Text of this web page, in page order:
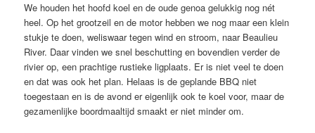
We houden het hoofd koel en de oude genoa gelukkig nog nét
heel. Op het grootzeil en de motor hebben we nog maar een klein
stukje te doen, weliswaar tegen wind en stroom, naar Beaulieu
River. Daar vinden we snel beschutting en bovendien verder de
rivier op, een prachtige rustieke ligplaats. Er is niet veel te doen
en dat was ook het plan. Helaas is de geplande BBQ niet
toegestaan en is de avond er eigenlijk ook te koel voor, maar de
gezamenlijke boordmaaltijd smaakt er niet minder om.